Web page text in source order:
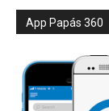
App Papás 360